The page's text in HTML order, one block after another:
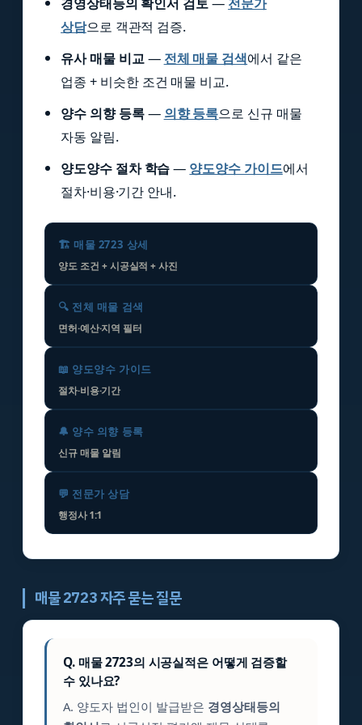
상담으로 객관적 검증.
유사 매물 비교— 전체 매물 검색에서 같은
업종 + 비슷한 조건 매물 비교.
양수 의향 등록— 의향 등록으로 신규 매물
자동 알림.
양도양수 절차 학습— 양도양수 가이드에서
절차·비용·기간 안내.
🏗️ 매물 2723 상세
양도 조건 + 시공실적 + 사진
🔍 전체 매물 검색
면허·예산·지역 필터
📖 양도양수 가이드
절차·비용·기간
🔔 양수 의향 등록
신규 매물 알림
💬 전문가 상담
행정사 1:1
매물 2723 자주 묻는 질문
Q. 매물 2723의 시공실적은 어떻게 검증할
수 있나요?
A. 양도자 법인이 발급받은 경영상태등의